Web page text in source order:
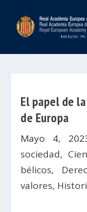
El papel de
de Europa
Mayo 4,
sociedad,
bélicos,
valores,